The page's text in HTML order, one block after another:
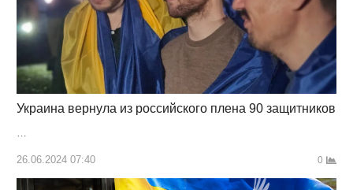
Украина вернула из российского плена 90 защитников
26.06.2024 07:40 0